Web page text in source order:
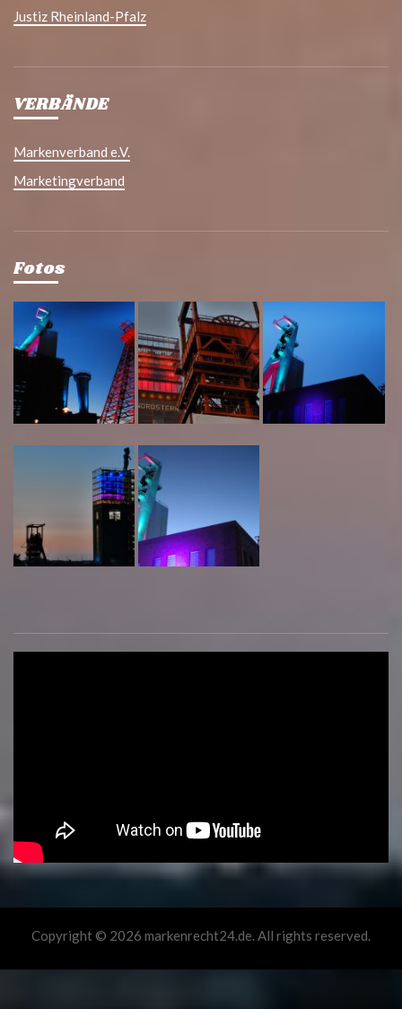
Justiz Rheinland-Pfalz
VERBÄNDE
Markenverband e.V.
Marketingverband
Fotos
Copyright © 2026 markenrecht24.de. All rights reserved.